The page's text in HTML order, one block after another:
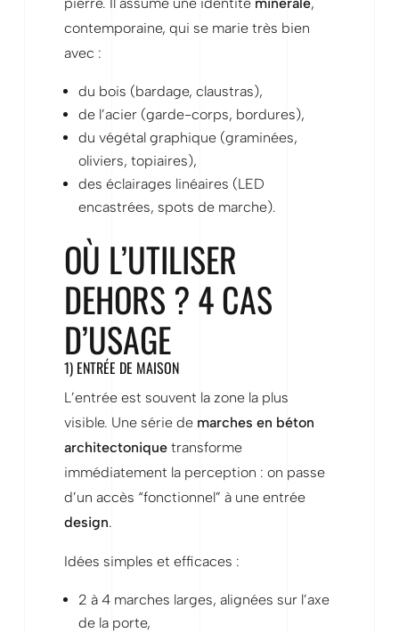
contemporaine, qui se marie très bien
avec :
du bois (bardage, claustras),
de l’acier (garde-corps, bordures),
du végétal graphique (graminées,
oliviers, topiaires),
des éclairages linéaires (LED
encastrées, spots de marche).
OÙ L’UTILISER
DEHORS ? 4 CAS
D’USAGE
1) ENTRÉE DE MAISON
L’entrée est souvent la zone la plus
visible. Une série de marches en béton
architectoniquetransforme
immédiatement la perception : on passe
d’un accès “fonctionnel” à une entrée
design.
Idées simples et efficaces :
2 à 4 marches larges, alignées sur l’axe
de la porte,